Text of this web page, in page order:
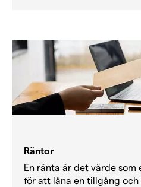
Räntor
En ränta är det värde
för att låna en tillgång och